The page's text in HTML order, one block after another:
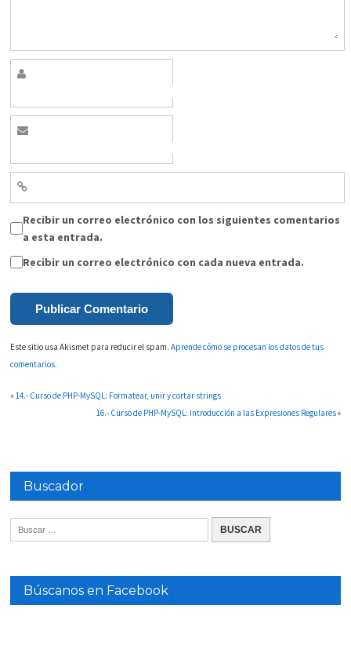
Recibir un correo electrónico con los siguientes comentarios
a esta entrada.
Recibir un correo electrónico con cada nueva entrada.
Este sitio usa Akismet para reducir el spam.Aprende cómo se procesan los datos de tus
comentarios.
«14.- Curso de PHP-MySQL: Formatear, unir y cortar strings
16.- Curso de PHP-MySQL: Introducción a las Expresiones Regulares»
Buscador
Búscanos en Facebook